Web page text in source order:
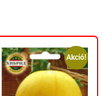
Akció!